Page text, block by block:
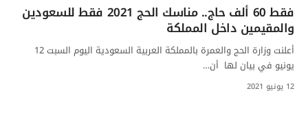
فقط 60 ألف حاج.. مناسك الحج 2021 فقط للسعودين
والمقيمين داخل المملكة
أعلنت وزارة الحج والعمرة بالمملكة العربية السعودية اليوم السبت 12
يونيو في بيان لها أن…
12 يونيو 2021